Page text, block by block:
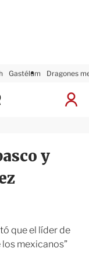
Gastélum Dragones
I
x
i
r
y
que el líder de
mexicanos”